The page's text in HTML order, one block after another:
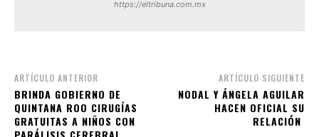
https://eltribuna.com.mx
ARTÍCULO ANTERIOR
BRINDA GOBIERNO DE
QUINTANA ROO CIRUGÍAS
GRATUITAS A NIÑOS CON
ARTÍCULO SIGUIENTE
NODAL Y ÁNGELA AGUILAR
HACEN OFICIAL SU
RELACIÓN